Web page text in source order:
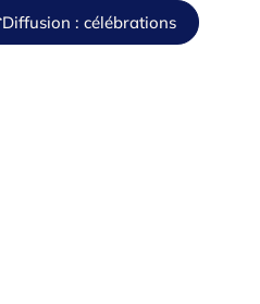
Diffusion : célébrations